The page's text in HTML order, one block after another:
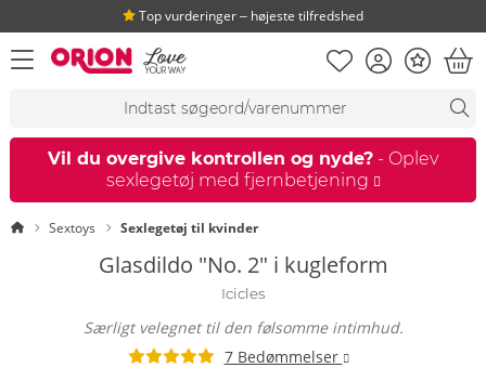
Top vurderinger ‒ højeste tilfredshed
åbn menu Huskeseddel
Kundekonto
Bonus
Vil du overgive kontrollen og nyde? - Oplev
sexlegetøj med fjernbetjening
Startside
Sextoys Sexlegetøj til kvinder
Glasdildo "No. 2" i kugleform
Icicles
Særligt velegnet til den følsomme intimhud.
7 Bedømmelser